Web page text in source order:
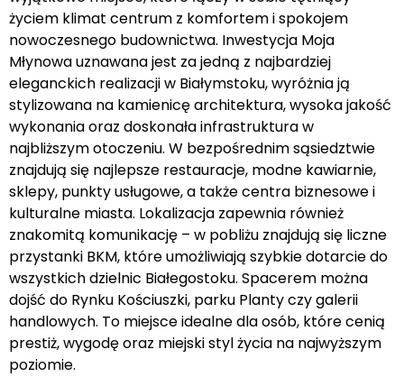
życiem klimat centrum z komfortem i spokojem
nowoczesnego budownictwa. Inwestycja Moja
Młynowa uznawana jest za jedną z najbardziej
eleganckich realizacji w Białymstoku, wyróżnia ją
stylizowana na kamienicę architektura, wysoka jakość
wykonania oraz doskonała infrastruktura w
najbliższym otoczeniu. W bezpośrednim sąsiedztwie
znajdują się najlepsze restauracje, modne kawiarnie,
sklepy, punkty usługowe, a także centra biznesowe i
kulturalne miasta. Lokalizacja zapewnia również
znakomitą komunikację – w pobliżu znajdują się liczne
przystanki BKM, które umożliwiają szybkie dotarcie do
wszystkich dzielnic Białegostoku. Spacerem można
dojść do Rynku Kościuszki, parku Planty czy galerii
handlowych. To miejsce idealne dla osób, które cenią
prestiż, wygodę oraz miejski styl życia na najwyższym
poziomie.